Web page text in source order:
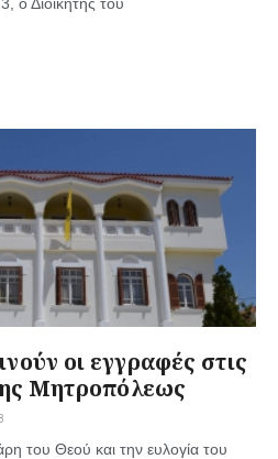
οι εγγραφές στις
Μητροπόλεως
του Θεού και την ευλογία του